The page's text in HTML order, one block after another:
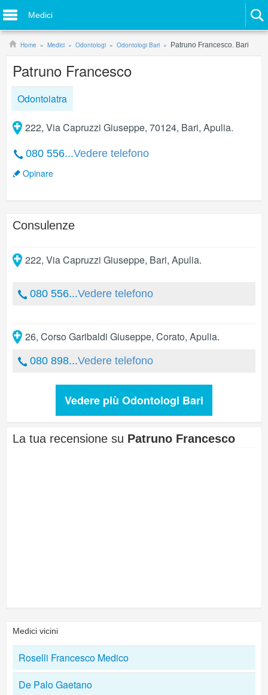
Medici
Home Medici Odontologi Odontologi Bari Patruno Francesco. Bari
Patruno Francesco
Odontoiatra
222, Via Capruzzi Giuseppe, 70124, Bari, Apulia.
080 556...Vedere telefono
Opinare
Consulenze
222, Via Capruzzi Giuseppe, Bari, Apulia.
080 556...Vedere telefono
26, Corso Garibaldi Giuseppe, Corato, Apulia.
080 898...Vedere telefono
Vedere più Odontologi Bari
La tua recensione su Patruno Francesco
Medici vicini
Roselli Francesco Medico
De Palo Gaetano